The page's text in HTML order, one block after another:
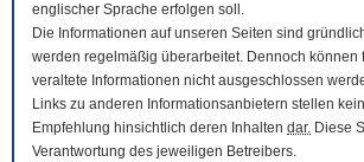
englischer Sprache erfolgen soll.
Die Informationen auf unseren Seiten sind
werden regelmäßig überarbeitet. Dennoch können
veraltete Informationen nicht ausgeschlossen
Links zu anderen Informationsanbietern stellen
Empfehlung hinsichtlich deren Inhalten dar. Diese
Verantwortung des jeweiligen Betreibers.